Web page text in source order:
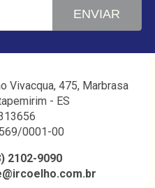
ENVIAR
Vivacqua, 475, Marbrasa
- ES
0001-00
2102-9090